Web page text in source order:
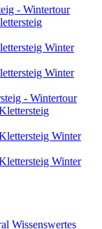
- Wintertour
Winter
Winter
- Wintertour
Winter
Winter
Wissenswertes